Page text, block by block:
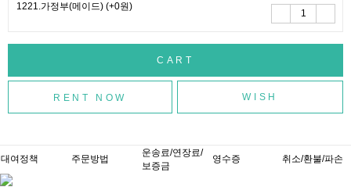
1221.가정부(메이드) (+0원)
WISH
대여정책 주문방법
운송료/연장료/
보증금
영수증 취소/환불/파손